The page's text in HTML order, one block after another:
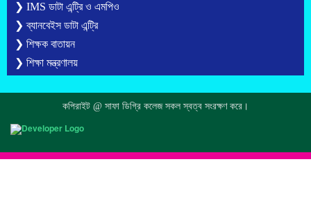
❯ IMS ডাটা এন্ট্রি ও এমপিও
❯ ব্যানবেইস ডাটা এন্ট্রি
❯ শিক্ষক বাতায়ন
❯ শিক্ষা মন্ত্রণালয়
কপিরাইট @ সাফা ডিগ্রি কলেজ সকল স্বত্ব সংরক্ষণ করে।